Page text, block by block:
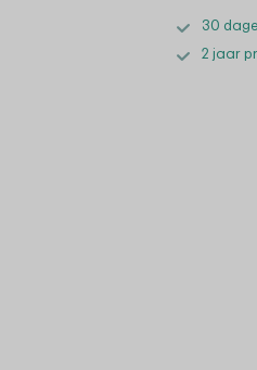
30
2 jaar